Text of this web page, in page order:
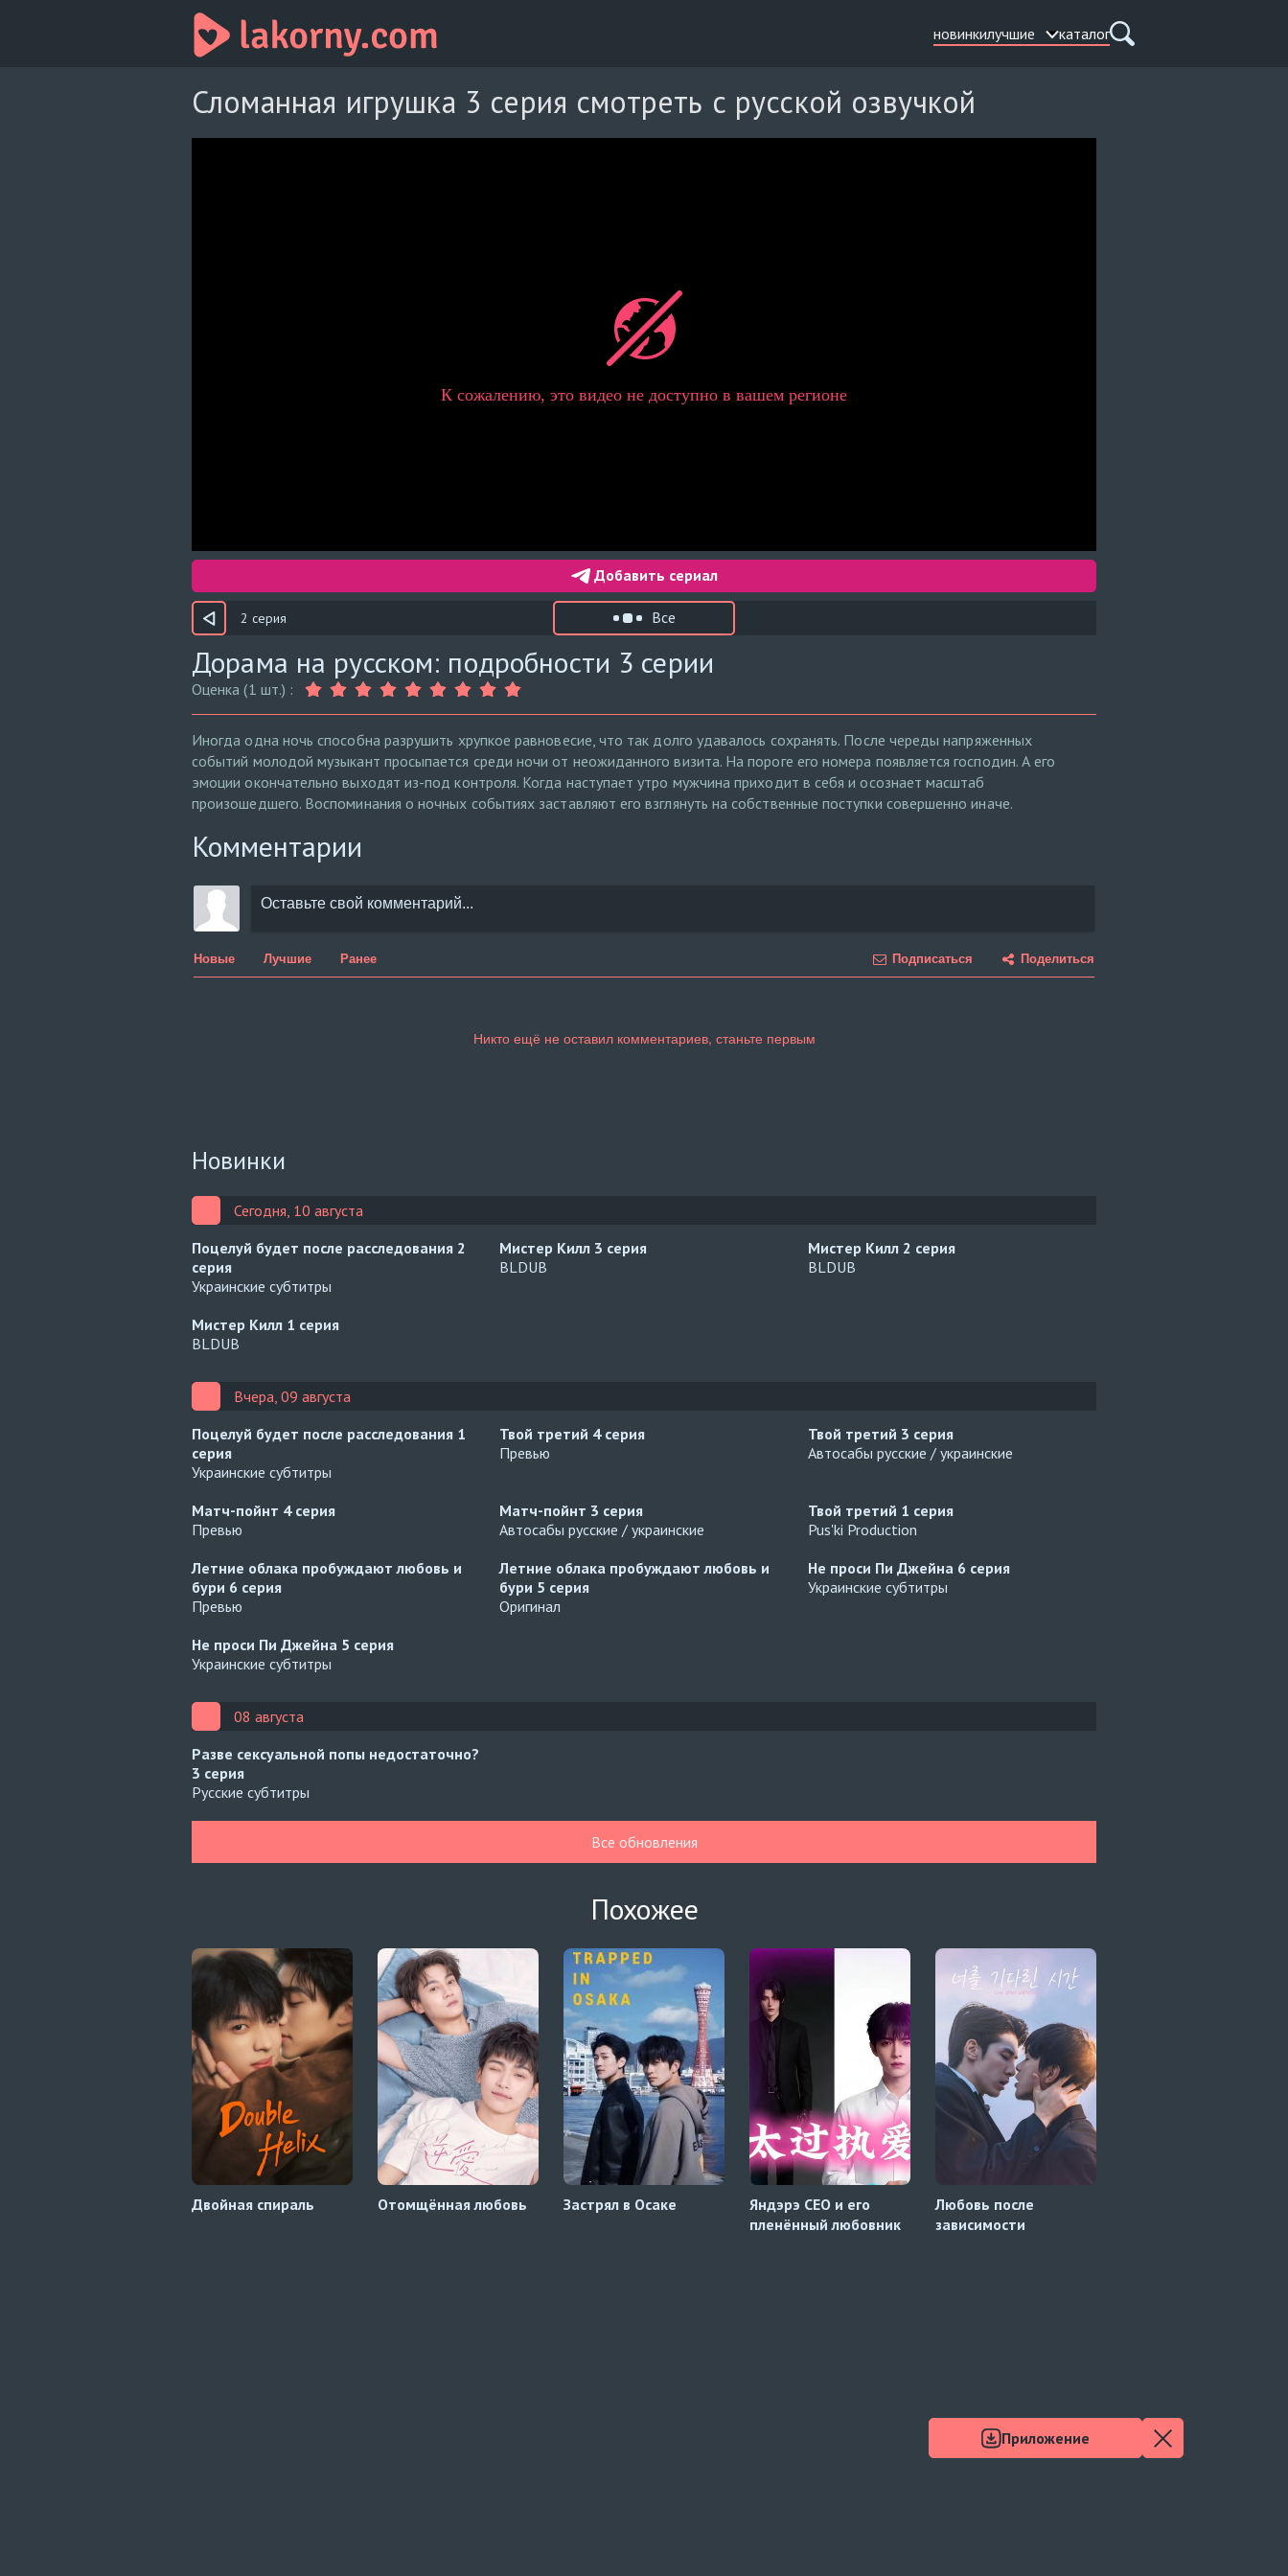
новинкилучшие каталог
Сломанная игрушка 3 серия смотреть с русской озвучкой
Добавить сериал
2 серия Все
Дорама на русском: подробности 3 серии
Оценка (1 шт.) :
Иногда одна ночь способна разрушить хрупкое равновесие, что так долго удавалось сохранять. После череды напряженных
событий молодой музыкант просыпается среди ночи от неожиданного визита. На пороге его номера появляется господин. А его
эмоции окончательно выходят из-под контроля. Когда наступает утро мужчина приходит в себя и осознает масштаб
произошедшего. Воспоминания о ночных событиях заставляют его взглянуть на собственные поступки совершенно иначе.
Комментарии
Новые Лучшие Ранее Подписаться Поделиться
Новинки
Сегодня, 10 августа
Поцелуй будет после расследования 2
серия
Украинские субтитры
Мистер Килл 3 серия
BLDUB
Мистер Килл 2 серия
BLDUB
Мистер Килл 1 серия
BLDUB
Вчера, 09 августа
Поцелуй будет после расследования 1
серия
Украинские субтитры
Твой третий 4 серия
Превью
Твой третий 3 серия
Автосабы русские / украинские
Матч-пойнт 4 серия
Превью
Матч-пойнт 3 серия
Автосабы русские / украинские
Твой третий 1 серия
Pus'ki Production
Летние облака пробуждают любовь и
бури 6 серия
Превью
Летние облака пробуждают любовь и
бури 5 серия
Оригинал
Не проси Пи Джейна 6 серия
Украинские субтитры
Не проси Пи Джейна 5 серия
Украинские субтитры
08 августа
Разве сексуальной попы недостаточно?
3 серия
Русские субтитры
Все обновления
Похожее
Двойная спираль Отомщённая любовь Застрял в Осаке
Яндэрэ CEO и его
пленённый любовник
Любовь после
зависимости
Приложение